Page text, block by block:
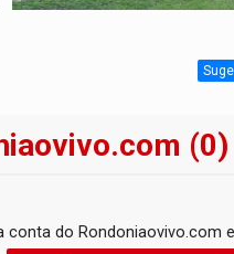
(0)
conta do Rondoniaovivo.com